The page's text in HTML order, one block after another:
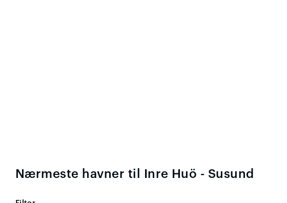
Nærmeste havner til Inre Huö - Susund